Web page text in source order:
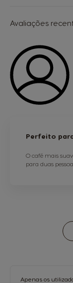
Avaliações
Perfeito
O café mais
para duas
Apenas os